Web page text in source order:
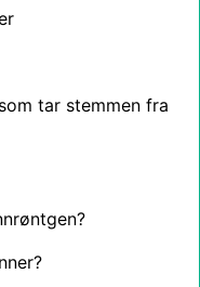
tar stemmen fra